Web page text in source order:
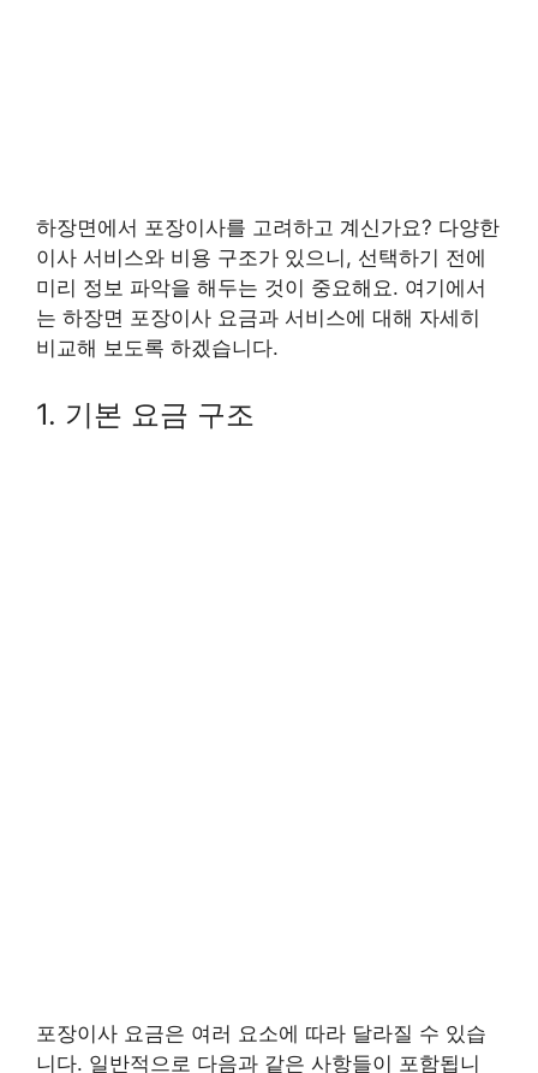
하장면에서 포장이사를 고려하고 계신가요? 다양한
이사 서비스와 비용 구조가 있으니, 선택하기 전에
미리 정보 파악을 해두는 것이 중요해요. 여기에서
는 하장면 포장이사 요금과 서비스에 대해 자세히
비교해 보도록 하겠습니다.
1. 기본 요금 구조
포장이사 요금은 여러 요소에 따라 달라질 수 있습
니다. 일반적으로 다음과 같은 사항들이 포함됩니